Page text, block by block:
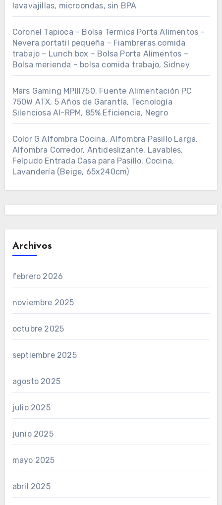
lavavajillas, microondas, sin BPA
Coronel Tapioca – Bolsa Termica Porta Alimentos –
Nevera portatil pequeña – Fiambreras comida
trabajo – Lunch box – Bolsa Porta Alimentos –
Bolsa merienda – bolsa comida trabajo, Sidney
Mars Gaming MPIII750, Fuente Alimentación PC
750W ATX, 5 Años de Garantía, Tecnología
Silenciosa AI-RPM, 85% Eficiencia, Negro
Color G Alfombra Cocina, Alfombra Pasillo Larga,
Alfombra Corredor, Antideslizante, Lavables,
Felpudo Entrada Casa para Pasillo, Cocina,
Lavandería (Beige, 65x240cm)
Archivos
febrero 2026
noviembre 2025
octubre 2025
septiembre 2025
agosto 2025
julio 2025
junio 2025
mayo 2025
abril 2025